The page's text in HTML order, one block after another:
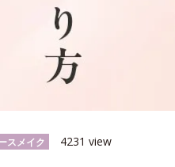
スメイク 4231 view